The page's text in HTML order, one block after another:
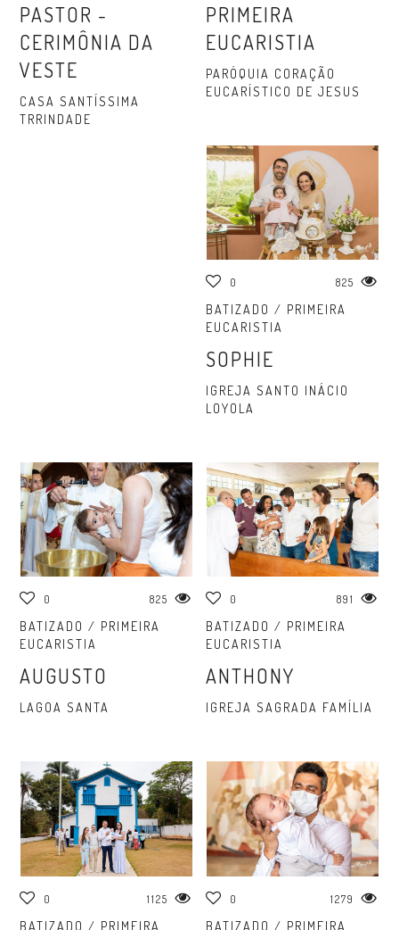
PASTOR -
CERIMÔNIA DA
VESTE
CASA SANTÍSSIMA
TRRINDADE
PRIMEIRA
EUCARISTIA
PARÓQUIA CORAÇÃO
EUCARÍSTICO DE JESUS
0 825
BATIZADO / PRIMEIRA
EUCARISTIA
SOPHIE
IGREJA SANTO INÁCIO
LOYOLA
0 825
BATIZADO / PRIMEIRA
EUCARISTIA
AUGUSTO
LAGOA SANTA
0 891
BATIZADO / PRIMEIRA
EUCARISTIA
ANTHONY
IGREJA SAGRADA FAMÍLIA
0 1125
BATIZADO / PRIMEIRA
0 1279
BATIZADO / PRIMEIRA